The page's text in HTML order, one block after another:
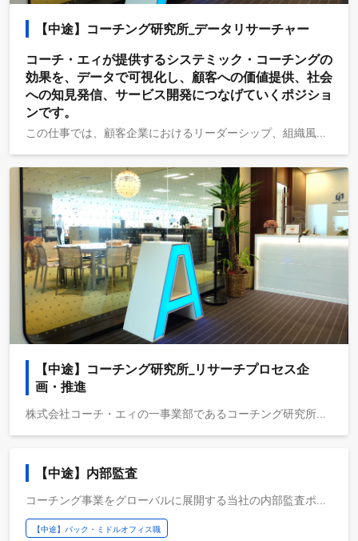
【中途】コーチング研究所_データリサーチャー
コーチ・エィが提供するシステミック・コーチングの
効果を、データで可視化し、顧客への価値提供、社会
への知見発信、サービス開発につなげていくポジショ
ンです。
この仕事では、顧客企業におけるリーダーシップ、組織風土、対話、関係性の変化などを調査・分析し、コーチングによって組織にどのような変化が生まれているのかを可視化します。 単にデータを集計・分析するだけではありません。分析結果をもとに、顧客への報告や提案、社内の意思決定、既存サービスの改善、新規サービス開発、外部への発信に活用していくことが期待されます。 個人の営業目標を持つポジションではありませんが、顧客への報告や提案の場に同席し、データの観点からプロジェクトの価値を伝える役割も担います。顧客、営業部門、サービス開発に関わるメンバーと連携しながら、データを事業やサービスの進化につなげていく仕事です。 【ポジションの魅力】 人や組織の変化は、まだ十分に可視化されていない領域です。現場で起きている変化をデータで捉え、経験的に語られてきた仮説を検証し、新たな発見として顧客や社会に届けていくことが、このポジションならではの面白さです。 人や組織の変化をデータで捉え、その知見を顧客への提案やプロジェクトの価値向上、サービス改善・開発につなげていきたい方にとって、分析と実践の両方に関われるポジションです。 【主な業務内容】 入社後は、システミック・コーチングに関するプロジェクトデータや調査データを扱いながら、以下の業務を担当していただきます。 ■コーチングプロジェクトを実行中の顧客企業における調査設計、実査、集計、分析 ※例：リーダーシップ、組織風土、対話リテラシー、上司部下の関係性など ■調査結果や分析結果をもとにした顧客向け報告資料の作成、報告・提案への同席 ■コーチングで活用する各種アセスメントの開発・改善 ■外部パネルを活用した市場調査の企画・実施・分析 ※例：上司部下の関係性、組織風土、グローバル比較調査など ■コーチングによる組織開発・組織変革の事例をデータで整理し、顧客提案やプロジェクトで活用できる形にすること ■AIや統計解析、テキスト分析などを活用した新たな分析手法の探索・導入 ■分析結果をもとにした社内向けレポート、顧客向け資料、外部発信用コンテンツの作成 【この仕事で得られる経験】 このポジションでは、一般的なデータ分析職とは異なり、人と組織の変化をテーマに、分析結果を実際のサービスや顧客価値に接続していく経験を積むことができます。たとえば、以下のような経験が得られます。 ・人や組織の変化に関する仮説を、データを使って検証する経験 ・分析結果を、顧客の経営層や人事責任者などの意思決定者に届ける経験 ・社内の経営判断に、データを通じて関わる経験 ・新たな統計解析手法、テキスト分析、AI活用などを自ら学び、業務に取り入れる経験 ・調査や分析の成果を、社外発信やコンテンツとして形にする経験 ・既存サービスの改善や新規サービス開発に、リサーチ・分析の立場から関わる経験 【将来的に担えるようになっていただきたい領域】 入社後は、まず顧客プロジェクトにおける調査・分析・報告業務を通じて、当社のコーチングサービスや組織開発の現場理解を深めていただきます。 そのうえで、1〜2年後には、よりよいコーチングサービスの開発にも関わっていただくことを期待しています。 具体的には、以下のような領域です。 ・組織開発のためのコーチングを、より効果的に提供できるようにするための現行サービスの改善 ・新規サービスの企画から開発、資料作成、顧客への試験導入、検証 ・コーチングの効果を測定する新たなアセスメントや分析手法の開発 ・人と組織の変化に関する知見の蓄積と、社内外への発信 ・データを活用したサービス価値の可視化、営業・プロジェクト支援 ＝＝＝＝＝ 【選考ステップ】 ・書類選考（書類提出、WEB適性診断回答） ・一次面接（45分）：人事、コーチング研究所メンバー ・二次選考（合計120分）：コーチング研究所メンバー 1．指定のデータ集計、分析に関するスキルチェック（90分） 2．面接（30分） ・最終面接（30分）：取締役会長、代表取締役
【中途】コーチング研究所_リサーチプロセス企
画・推進
株式会社コーチ・エィの一事業部であるコーチング研究所にて、アセスメント実査・プロセス及びシステムの開発・標準化・業務改善を担当。将来的には、データの分析、インサイトの発信、アセスメントやツールの開発、企画調査、データ基盤構築も携わっていただきたいと考えています。 - アセスメントを実施するプロセスの構築 - アセスメント関連のシステム開発 - アセスメントの活用促進 - 各種アセスメントの運用、管理（配信設定、レポート作成） - アセスメントに関する、お問合せ対応（社内、社外） - 工程管理、派遣スタッフのマネージメント - プロセス標準化、業務改善 - メンバーの育成・開発（専門スキル・ノウハウやスキルの伝承含む） 【将来的に担っていただきたい領域】 - 分析用データ作成、集計分析（Tableau・Excelを主に使用）、資料作成（プレゼンテーション資料、調査レポート） - 分析テーマの策定、調査企画・実施 - 分析結果の発信 - 顧客向けレポートの作成 - アセスメント・ツールの開発
【中途】内部監査
コーチング事業をグローバルに展開する当社の内部監査ポジションを募集いたします。 監査等委員や取締役会に直接レポートする機会もあり、経営に近い視点で仕事ができます。 現担当はおりますが一部他部門を兼務しているため、 今回ご入社いただく方には、将来的に内部監査責任者として本部門を担っていただく予定です。 --------------- ▼主な業務内容 1．内部監査（業務監査） ・内部監査の計画策定、実施 ・社長への監査結果報告 ・指摘事項へのフォローアップ業務 2．J-SOX評価 ・内部統制（J-OX）評価の計画立案、実施 ・監査法人との協議 3．各部署との連携 ・リスクマネジメントコンプライアンス管理部門等との連携業務 ・監査等委員、監査法人との三様監査 --------------- ▼ポジションの魅力 ・経営層に近い立場で会社全体を俯瞰しながら、ガバナンス・リスク管理・内部統制を支えるポジションです。 単なるチェック機能に留まらず、業務改善や効率化の提案を通じて、会社の成長に直接貢献できるやりがいがあります。 ・会計や監査の専門性を磨くことはもちろん、海外拠点監査にも携わることが可能なため、 グローバルに活躍できるキャリアパスを手に入れることができます。 ・コーチング事業を営んでいることもあり、社員同士のコミュニケーションをとても大切にする環境です。 ・当社が提供するコーチングのトレーニングプログラムに参加することができ、最短半年程度で資格取得も可能です。 ---------------
【中途】バック・ミドルオフィス職